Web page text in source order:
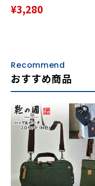
¥3,280
Recommend
おすすめ商品